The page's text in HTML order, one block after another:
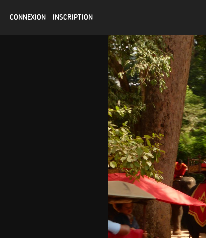
CONNEXION INSCRIPTION